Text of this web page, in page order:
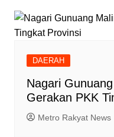
DAERAH
Nagari
Gerakan PKK
Metro Rakyat News